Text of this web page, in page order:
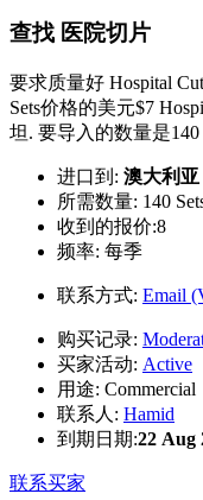
查找 医院切片
要求质量好 Hospital
Sets价格的美元$7
坦. 要导入的数量是
进口到: 澳大利亚
所需数量: 140
收到的报价:8
频率: 每季
联系方式: Email
购买记录:
买家活动: Active
用途: Commercial
联系人: Hamid
到期日期:22 Aug
联系买家